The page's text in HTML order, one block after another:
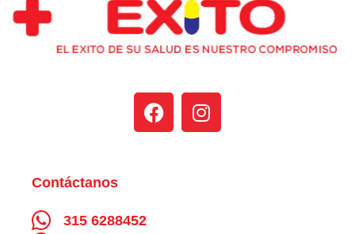
Contáctanos
315 6288452